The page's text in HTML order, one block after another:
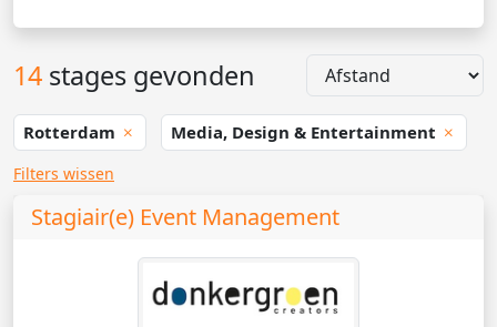
14 stages gevonden
Rotterdam Media, Design & Entertainment
Filters wissen
Stagiair(e) Event Management